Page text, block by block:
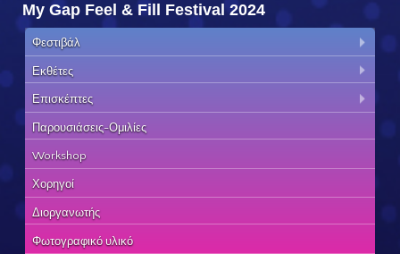
My Gap Feel & Fill Festival 2024
Φεστιβάλ
Εκθέτες
Επισκέπτες
Παρουσιάσεις-Ομιλίες
Workshop
Χορηγοί
Διοργανωτής
Φωτογραφικό υλικό